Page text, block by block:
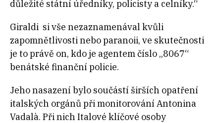
důležité státní úředníky, policisty a celníky.“
Giraldi si vše nezaznamenával kvůli
zapomnětlivosti nebo paranoii, ve skutečnosti
je to právě on, kdo je agentem číslo „8067“
benátské finanční policie.
Jeho nasazení bylo součástí širších opatření
italských orgánů při monitorování Antonina
Vadalà. Při nich Italové klíčové osoby